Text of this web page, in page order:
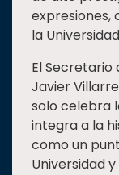
expresiones,
la
El Secretario
Javier
solo celebra
integra a la
como un
Universidad